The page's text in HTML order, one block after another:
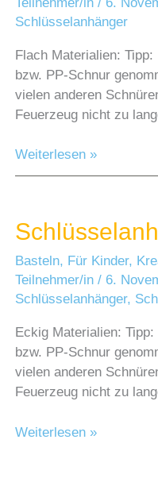
Schlüsselanhänger
Flach Materialien:
bzw. PP-Schnur
vielen anderen
Feuerzeug nicht zu
Schlüsselanhänger
Weiterlesen »
Basteln, Für Kinder,
Teilnehmer/in/ 6.
Schlüsselanhänger,
Eckig Materialien:
bzw. PP-Schnur
vielen anderen
Feuerzeug nicht zu
Schlüsselanhänger
Weiterlesen »